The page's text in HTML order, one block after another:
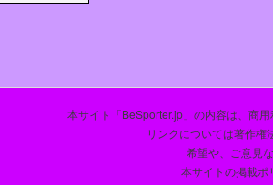
本サイト「BeSporter.jp」の内容は、商
リンクについては著作権
希望や、ご意見
本サイトの掲載ポ